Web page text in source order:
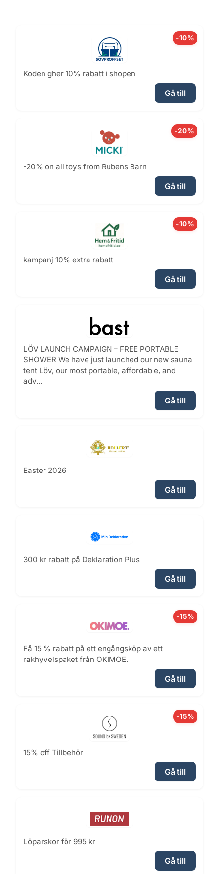
-10%
Koden gher 10% rabatt i shopen
Gå till
-20%
-20% on all toys from Rubens Barn
Gå till
-10%
kampanj 10% extra rabatt
Gå till
LÖV LAUNCH CAMPAIGN – FREE PORTABLE
SHOWER We have just launched our new sauna
tent Löv, our most portable, affordable, and
adv...
Gå till
Easter 2026
Gå till
300 kr rabatt på Deklaration Plus
Gå till
-15%
Få 15 % rabatt på ett engångsköp av ett
rakhyvelspaket från OKIMOE.
Gå till
-15%
15% off Tillbehör
Gå till
Löparskor för 995 kr
Gå till